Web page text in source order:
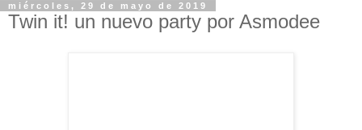
miércoles, 29 de mayo de 2019
Twin it! un nuevo party por Asmodee